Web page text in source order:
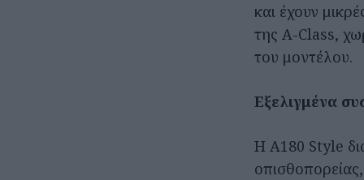
και έχουν
της A-Class,
του μοντέλου.
Εξελιγμένα
Η A180 Style